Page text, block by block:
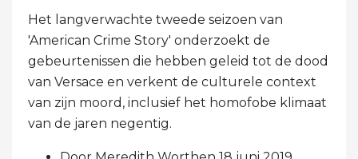
Het langverwachte tweede seizoen van
'American Crime Story' onderzoekt de
gebeurtenissen die hebben geleid tot de dood
van Versace en verkent de culturele context
van zijn moord, inclusief het homofobe klimaat
van de jaren negentig.